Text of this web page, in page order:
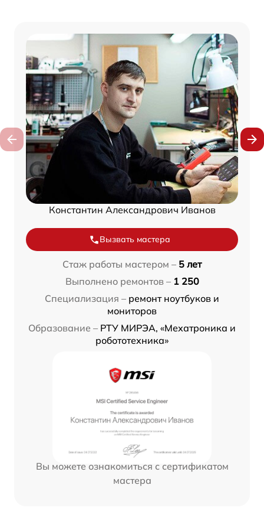
Константин Александрович Иванов
Вызвать мастера
Стаж работы мастером – 5 лет
Выполнено ремонтов – 1 250
Специализация – ремонт ноутбуков и
мониторов
Образование – РТУ МИРЭА, «Мехатроника и
робототехника»
Вы можете ознакомиться с сертификатом
мастера